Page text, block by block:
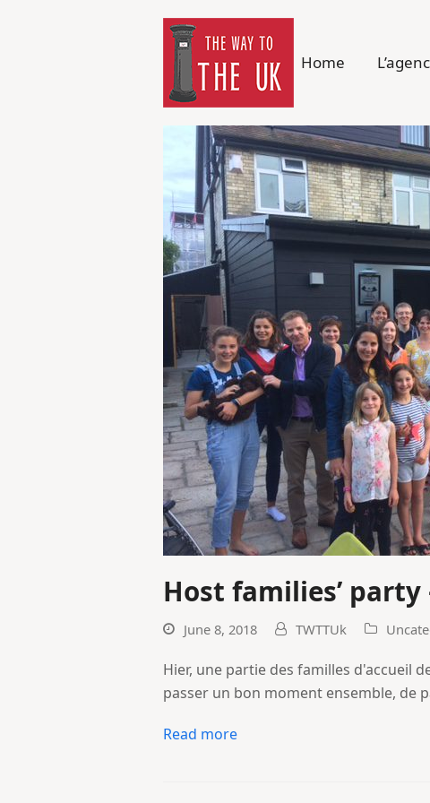
Home
Host families’ party
June 8, 2018 TWTTUk
Hier, une partie des familles d'accueil
passer un bon moment ensemble, de
Read more